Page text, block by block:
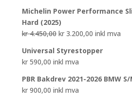
var:
kr 4.550,00.
er:
Michelin Power Performance
Hard (2025)
kr4.450,00 Opprinnelig
var:
kr 4.450,00.
kr3.200,00Nåværende
er:
inkl mva
Universal Styrestopper
kr590,00 inkl mva
PBR Bakdrev 2021-2026 BMW S/
kr900,00 inkl mva